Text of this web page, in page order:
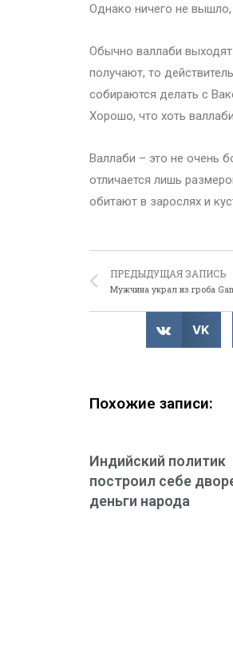
Однако ничего не
Обычно валлаби
получают, то
собираются делать с
Хорошо, что хоть
Валлаби – это не очень
отличается лишь
обитают в зарослях и
ПРЕДЫДУЩАЯ ЗАПИСЬ
Мужчина украл из гроба
VK
Похожие записи:
Индийский политик
построил себе
деньги народа